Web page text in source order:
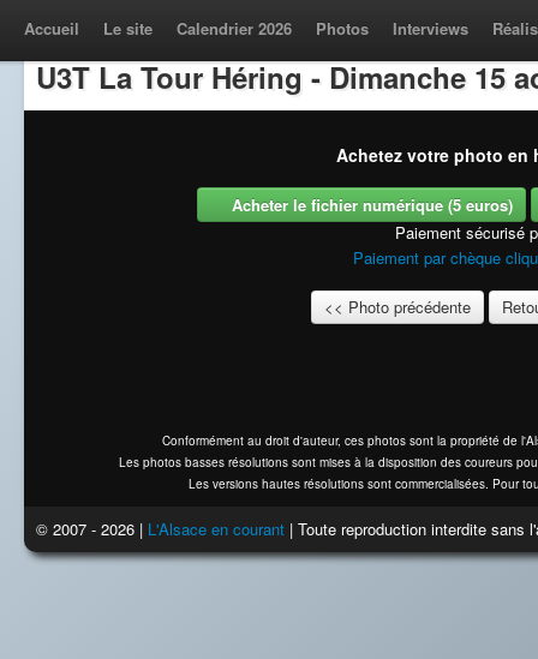
Accueil Le site Calendrier 2026 Photos Interviews
U3T La Tour Héring - Dimanche 15
Achetez votre photo en
Acheter le fichier numérique (5 euros)
Paiement sécurisé
Paiement par chèque
<< Photo précédente
Conformément au droit d'auteur, ces photos sont la propriété de
Les photos basses résolutions sont mises à la disposition des coureurs
Les versions hautes résolutions sont commercialisées. Pour
© 2007 - 2026 | L'Alsace en courant | Toute reproduction interdite sans